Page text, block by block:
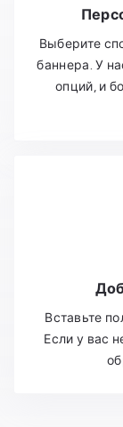
Выберите
баннера. У
опций, и
Вставьте
Если у вас